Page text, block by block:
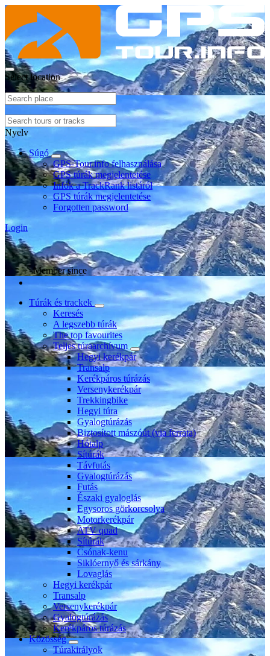
Select location
Nyelv
Súgó
GPS-Tour.info felhasználása
GPS túrák megjelentetése
Infók a TrackRank listáról
GPS túrák megjelentetése
Forgotten password
Login
Member since
Túrák és trackek
Keresés
A legszebb túrák
The top favourites
Teljes túraarchívum
Hegyi kerékpár
Transalp
Kerékpáros túrázás
Versenykerékpár
Trekkingbike
Hegyi túra
Gyalogtúrázás
Biztosított mászóút (via ferrata)
Hótalp
Sítúrák
Távfutás
Gyalogtúrázás
Futás
Északi gyaloglás
Egysoros görkorcsolya
Motorkerékpár
ATV quad
Sítúrák
Csónak-kenu
Siklóernyő és sárkány
Lovaglás
Hegyi kerékpár
Transalp
Versenykerékpár
Gyalogtúrázás
Kerékpáros túrázás
Közösség
Túrakirályok